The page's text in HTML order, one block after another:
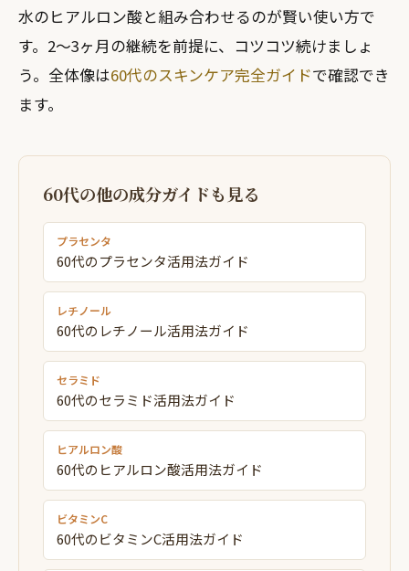
水のヒアルロン酸と組み合わせるのが賢い使い方で
す。2〜3ヶ月の継続を前提に、コツコツ続けましょ
う。全体像は60代のスキンケア完全ガイドで確認でき
ます。
60代の他の成分ガイドも見る
プラセンタ
60代のプラセンタ活用法ガイド
レチノール
60代のレチノール活用法ガイド
セラミド
60代のセラミド活用法ガイド
ヒアルロン酸
60代のヒアルロン酸活用法ガイド
ビタミンC
60代のビタミンC活用法ガイド